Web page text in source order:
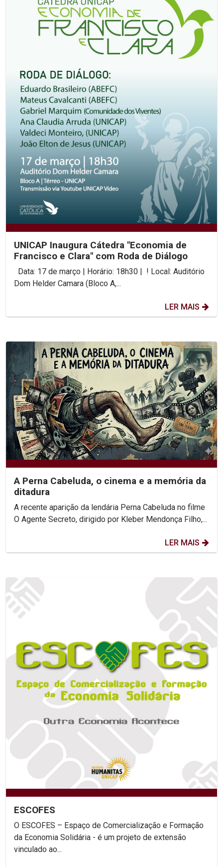
UNICAP Inaugura Cátedra "Economia de
Francisco e Clara" com Roda de Diálogo
Dom Helder Camara (Bloco A,...
LER MAIS
A Perna Cabeluda, o cinema e a memória da
ditadura
A recente aparição da lendária Perna Cabeluda no filme
O Agente Secreto, dirigido por Kleber Mendonça Filho,...
LER MAIS
ESCOFES
O ESCOFES – Espaço de Comercialização e Formação
da Economia Solidária - é um projeto de extensão
vinculado ao...